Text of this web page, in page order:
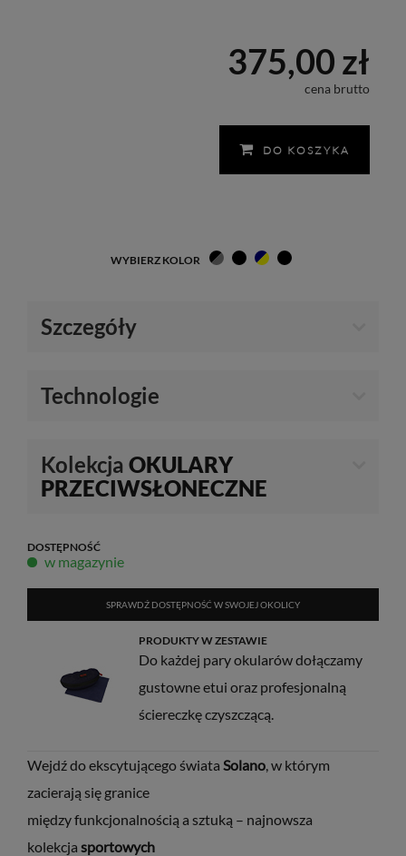
375,00 zł
cena brutto
DO KOSZYKA
WYBIERZ KOLOR
Szczegóły
Technologie
Kolekcja OKULARY
PRZECIWSŁONECZNE
DOSTĘPNOŚĆ
w magazynie
SPRAWDŹ DOSTĘPNOŚĆ W SWOJEJ OKOLICY
PRODUKTY W ZESTAWIE
Do każdej pary okularów dołączamy
gustowne etui oraz profesjonalną
ściereczkę czyszczącą.
Wejdź do ekscytującego świata Solano, w którym
zacierają się granice
między funkcjonalnością a sztuką – najnowsza
kolekcja sportowych